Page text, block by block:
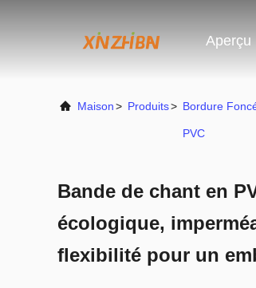
Aperçu
Maison> Produits> Bordure
PVC
Bande de chant en
écologique,
flexibilité pour un